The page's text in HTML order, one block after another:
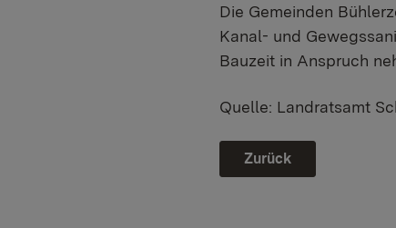
Die Gemeinden
Kanal- und
Bauzeit in Anspruch
Quelle: Landratsamt
Zurück